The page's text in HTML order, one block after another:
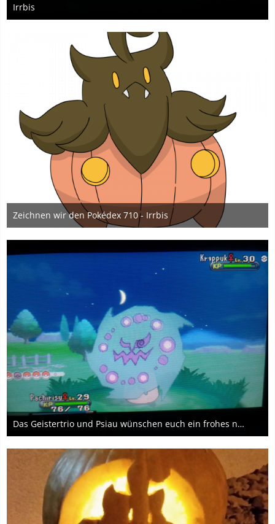
Irrbis
13. August 2025
Zeichnen wir den Pokédex 710 - Irrbis
29. Februar 2020
2
Das Geistertrio und Psiau wünschen euch ein frohes neues Jahr <3
31. Dezember 2015
4